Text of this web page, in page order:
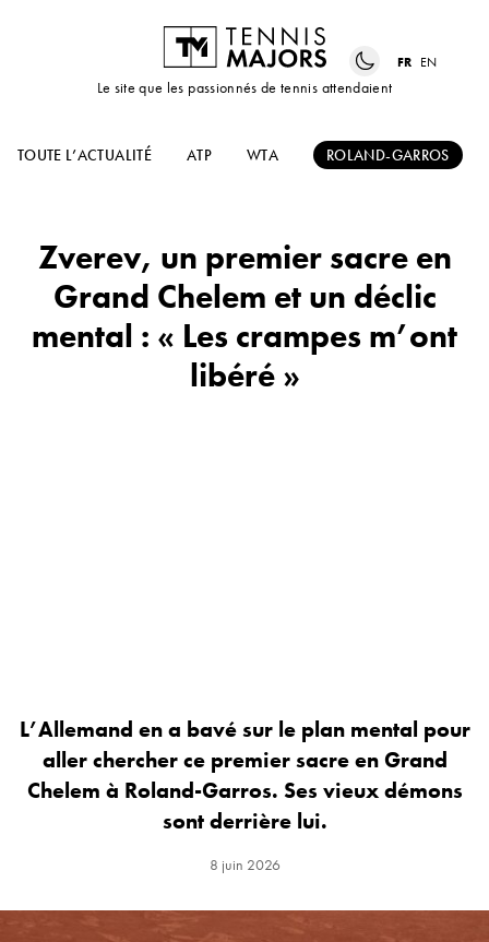
Le site que les passionnés de tennis attendaient
FR EN
TOUTE L’ACTUALITÉ ATP WTA ROLAND-GARROS
Zverev, un premier sacre en
Grand Chelem et un déclic
mental : « Les crampes m’ont
libéré »
L’Allemand en a bavé sur le plan mental pour
aller chercher ce premier sacre en Grand
Chelem à Roland-Garros. Ses vieux démons
sont derrière lui.
8 juin 2026